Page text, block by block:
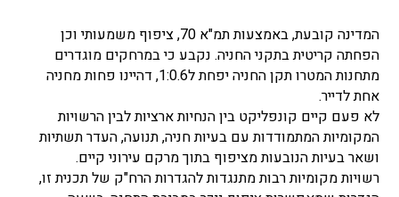
המדינה קובעת, באמצעות תמ"א 70, ציפוף משמעותי וכן
הפחתה קריטית בתקני החניה. נקבע כי במרחקים מוגדרים
מתחנות המטרו תקן החניה יפחת ל1:0.6, דהיינו פחות מחניה
אחת לדייר.
לא פעם קיים קונפליקט בין הנחיות ארציות לבין הרשויות
המקומיות המתמודדות עם בעיות חניה, תנועה, העדר תשתיות
ושאר בעיות הנובעות מציפוף בתוך מרקם עירוני קיים.
רשויות מקומיות רבות מתנגדות להגדרות הרח"ק של תכנית זו,